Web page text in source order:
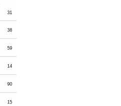
31
38
59
14
90
15